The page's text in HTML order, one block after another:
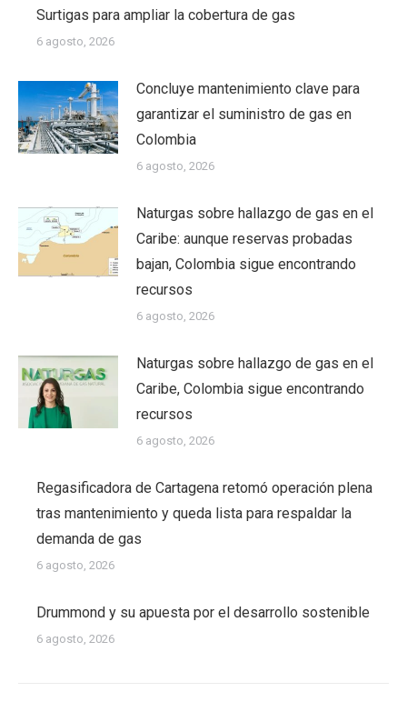
Surtigas para ampliar la cobertura de gas
6 agosto, 2026
Concluye mantenimiento clave para
garantizar el suministro de gas en
Colombia
6 agosto, 2026
Naturgas sobre hallazgo de gas en el
Caribe: aunque reservas probadas
bajan, Colombia sigue encontrando
recursos
6 agosto, 2026
Naturgas sobre hallazgo de gas en el
Caribe, Colombia sigue encontrando
recursos
6 agosto, 2026
Regasificadora de Cartagena retomó operación plena
tras mantenimiento y queda lista para respaldar la
demanda de gas
6 agosto, 2026
Drummond y su apuesta por el desarrollo sostenible
6 agosto, 2026